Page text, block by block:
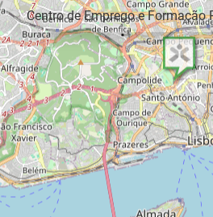
Centro de Emprego e